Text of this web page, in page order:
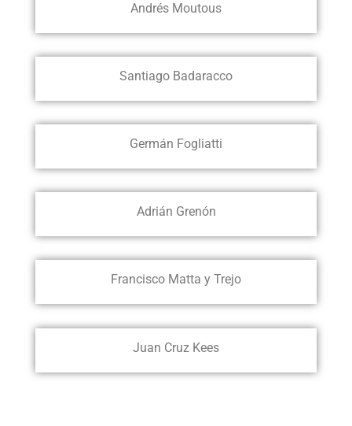
Andrés Moutous
Santiago Badaracco
Germán Fogliatti
Adrián Grenón
Francisco Matta y Trejo
Juan Cruz Kees